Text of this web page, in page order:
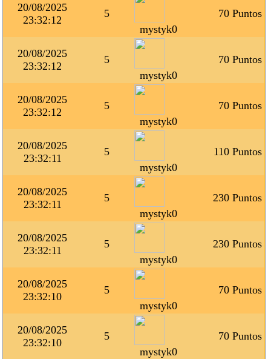
20/08/2025
23:32:12
5
mystyk0
70 Puntos
20/08/2025
23:32:12
5
mystyk0
70 Puntos
20/08/2025
23:32:12
5
mystyk0
70 Puntos
20/08/2025
23:32:11
5
mystyk0
110 Puntos
20/08/2025
23:32:11
5
mystyk0
230 Puntos
20/08/2025
23:32:11
5
mystyk0
230 Puntos
20/08/2025
23:32:10
5
mystyk0
70 Puntos
20/08/2025
23:32:10
5
mystyk0
70 Puntos